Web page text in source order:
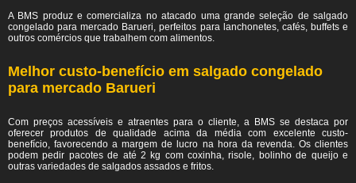
A BMS produz e comercializa no atacado uma grande seleção de salgado
congelado para mercado Barueri, perfeitos para lanchonetes, cafés, buffets e
outros comércios que trabalhem com alimentos.
Melhor custo-benefício em salgado congelado
para mercado Barueri
Com preços acessíveis e atraentes para o cliente, a BMS se destaca por
oferecer produtos de qualidade acima da média com excelente custo-
benefício, favorecendo a margem de lucro na hora da revenda. Os clientes
podem pedir pacotes de até 2 kg com coxinha, risole, bolinho de queijo e
outras variedades de salgados assados e fritos.